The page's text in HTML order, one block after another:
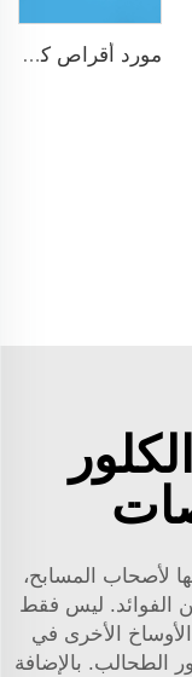
مورد أقراص كلور TCCA بالجملة مطهر مسبح السباحة
لأصحاب المسابح،
الفوائد. ليس فقط
الأوساخ الأخرى في
الطحالب. بالإضافة